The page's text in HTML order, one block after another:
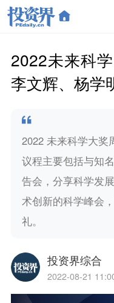
2022未来科
李文辉、杨学
2022 未来科学大奖
议程主要包括与知
告会，分享科学发
术创新的科学峰会
礼。
投资界综合
2022-08-21